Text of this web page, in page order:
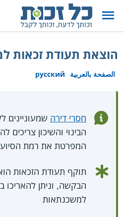
הוצאת תעודת זכאות
الصفحة بالعربية
русский
חסרי דירה
הבינוי והשיכון צריכים
המפרטת את רמת הסיוע
תוקף תעודת הזכאות
הבקשה, וניתן להאריכו
למשכנתאות